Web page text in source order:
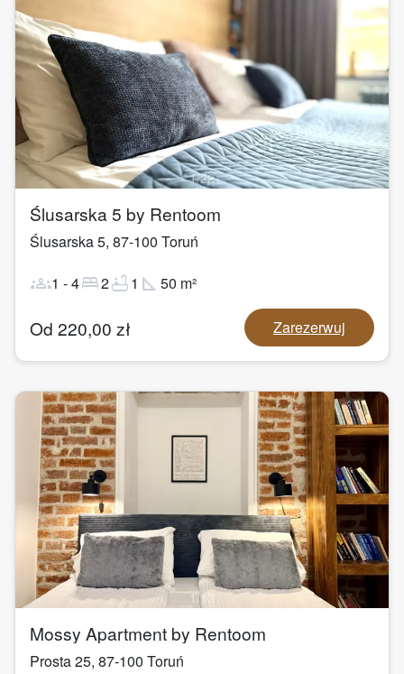
1/22
Ślusarska 5 by Rentoom
Ślusarska 5, 87-100 Toruń
groups1 -4bed2bathtub1 square_foot 50 m²
Od 220,00 zł Zarezerwuj
1 /13
Mossy Apartment by Rentoom
Prosta 25, 87-100 Toruń